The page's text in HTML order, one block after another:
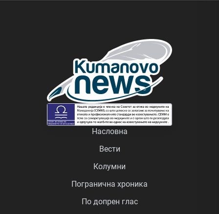
Насловна
Вести
Колумни
Погранична хроника
По допрен глас